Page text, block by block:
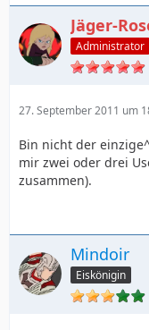
Jäger-
Administrator
27. September 2011 um
Bin nicht der
mir zwei oder drei
zusammen).
Mindoir
Eiskönigin